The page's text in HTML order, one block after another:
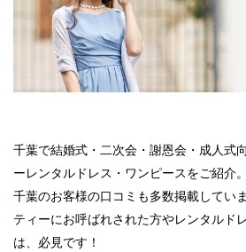
千葉で結婚式・二次会・謝恩会・成人式
ーレンタルドレス・ワンピースをご紹介
千葉のお客様の口コミも多数掲載してい
ティーにお呼ばれされた方やレンタルド
は、必見です！